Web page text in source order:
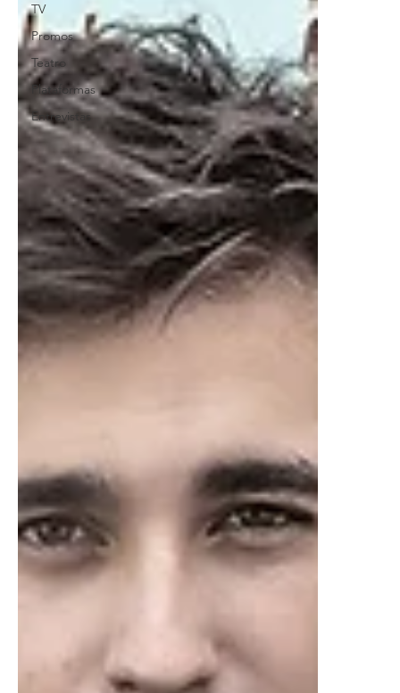
TV
Promos
Teatro
Plataformas
Entrevistas